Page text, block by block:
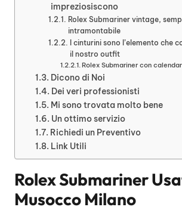
impreziosiscono
Rolex Submariner vintage,
intramontabile
I cinturini sono l’elemento che
il nostro outfit
Rolex Submariner con
Dicono di Noi
Dei veri professionisti
Mi sono trovata molto bene
Un ottimo servizio
Richiedi un Preventivo
Link Utili
Rolex Submariner
Musocco Milano